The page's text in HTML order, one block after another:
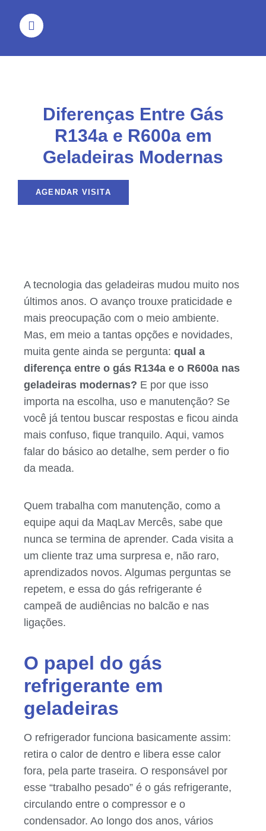
Diferenças Entre Gás
R134a e R600a em
Geladeiras Modernas
AGENDAR VISITA
A tecnologia das geladeiras mudou muito nos
últimos anos. O avanço trouxe praticidade e
mais preocupação com o meio ambiente.
Mas, em meio a tantas opções e novidades,
muita gente ainda se pergunta: qual a
diferença entre o gás R134a e o R600a nas
geladeiras modernas? E por que isso
importa na escolha, uso e manutenção? Se
você já tentou buscar respostas e ficou ainda
mais confuso, fique tranquilo. Aqui, vamos
falar do básico ao detalhe, sem perder o fio
da meada.
Quem trabalha com manutenção, como a
equipe aqui da MaqLav Mercês, sabe que
nunca se termina de aprender. Cada visita a
um cliente traz uma surpresa e, não raro,
aprendizados novos. Algumas perguntas se
repetem, e essa do gás refrigerante é
campeã de audiências no balcão e nas
ligações.
O papel do gás
refrigerante em
geladeiras
O refrigerador funciona basicamente assim:
retira o calor de dentro e libera esse calor
fora, pela parte traseira. O responsável por
esse “trabalho pesado” é o gás refrigerante,
circulando entre o compressor e o
condensador. Ao longo dos anos, vários